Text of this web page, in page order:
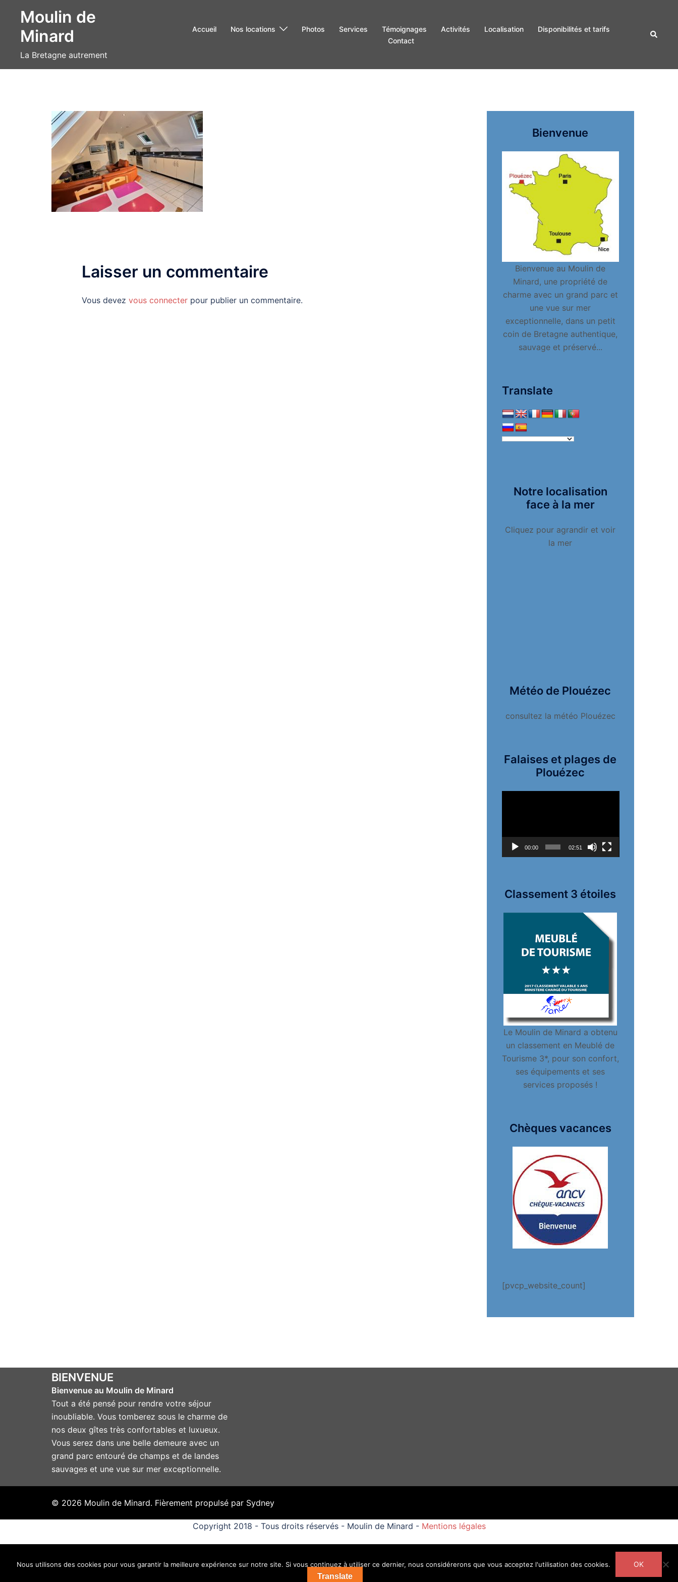
contenu
Moulin de
Minard
La Bretagne autrement
Accueil Nos locations Photos Services Témoignages Activités Localisation
Disponibilités et tarifs
Contact
Laisser un commentaire
Vous devez vous connecter pour publier un commentaire.
Bienvenue
Bienvenue au Moulin de
Minard, une propriété de
charme avec un grand parc et
une vue sur mer
exceptionnelle, dans un petit
coin de Bretagne authentique,
sauvage et préservé...
Translate
Notre localisation
face à la mer
Cliquez pour agrandir et voir
la mer
Météo de Plouézec
consultez la météo Plouézec
Falaises et plages de
Plouézec
00:00 02:51
Classement 3 étoiles
Le Moulin de Minard a obtenu
un classement en Meublé de
Tourisme 3*, pour son confort,
ses équipements et ses
services proposés !
Chèques vacances
[pvcp_website_count]
BIENVENUE
Bienvenue au Moulin de Minard
Tout a été pensé pour rendre votre séjour
inoubliable. Vous tomberez sous le charme de
nos deux gîtes très confortables et luxueux.
Vous serez dans une belle demeure avec un
grand parc entouré de champs et de landes
sauvages et une vue sur mer exceptionnelle.
© 2026 Moulin de Minard. Fièrement propulsé par Sydney
Translate
Copyright 2018 - Tous droits réservés - Moulin de Minard - Mentions légales
Nous utilisons des cookies pour vous garantir la meilleure expérience sur notre site. Si vous continuez à utiliser ce dernier, nous considérerons que vous acceptez l'utilisation des cookies. OK